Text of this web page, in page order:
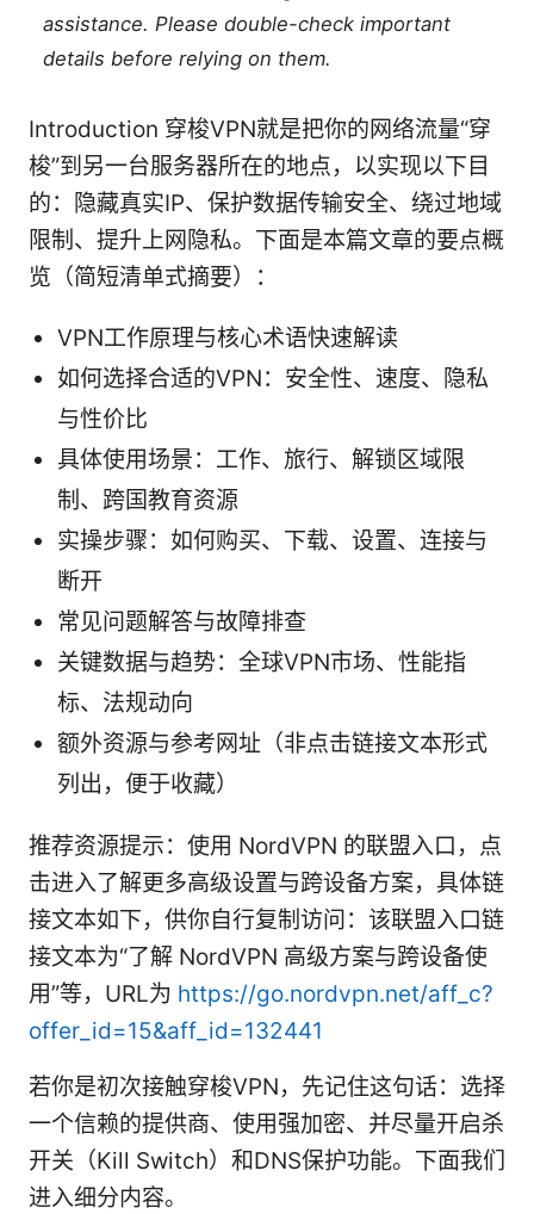
assistance. Please double-check important
details before relying on them.
Introduction 穿梭VPN就是把你的网络流量“穿
梭”到另一台服务器所在的地点，以实现以下目
的：隐藏真实IP、保护数据传输安全、绕过地域
限制、提升上网隐私。下面是本篇文章的要点概
览（简短清单式摘要）：
VPN工作原理与核心术语快速解读
如何选择合适的VPN：安全性、速度、隐私
与性价比
具体使用场景：工作、旅行、解锁区域限
制、跨国教育资源
实操步骤：如何购买、下载、设置、连接与
断开
常见问题解答与故障排查
关键数据与趋势：全球VPN市场、性能指
标、法规动向
额外资源与参考网址（非点击链接文本形式
列出，便于收藏）
推荐资源提示：使用 NordVPN 的联盟入口，点
击进入了解更多高级设置与跨设备方案，具体链
接文本如下，供你自行复制访问：该联盟入口链
接文本为“了解 NordVPN 高级方案与跨设备使
用”等，URL为 https://go.nordvpn.net/aff_c?
offer_id=15&aff_id=132441
若你是初次接触穿梭VPN，先记住这句话：选择
一个信赖的提供商、使用强加密、并尽量开启杀
开关（Kill Switch）和DNS保护功能。下面我们
进入细分内容。